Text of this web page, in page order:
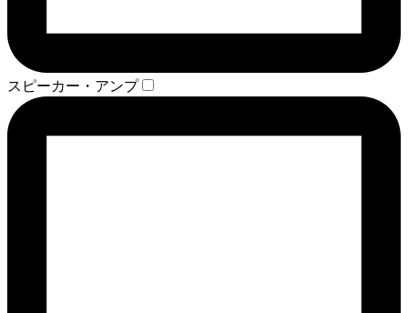
スピーカー・アンプ